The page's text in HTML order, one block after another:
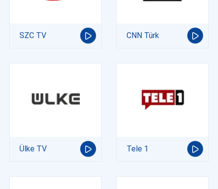
SZC TV CNN Türk
Ülke TV Tele 1